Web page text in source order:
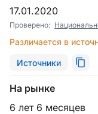
17.01.2020
Проверено:
Различается в
Источники
На рынке
6 лет 6 месяцев